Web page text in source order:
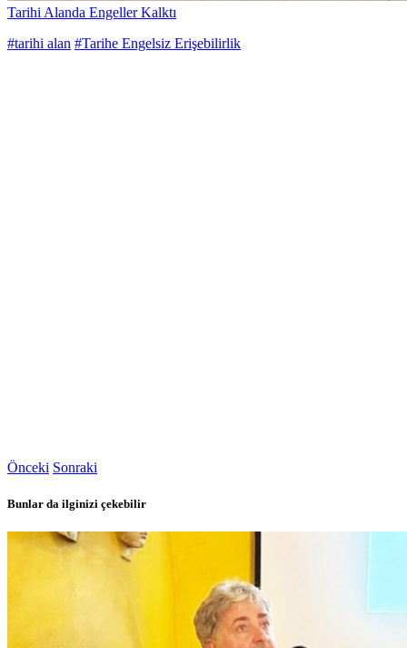
Tarihi Alanda Engeller Kalktı
#tarihi alan #Tarihe Engelsiz Erişebilirlik
Önceki Sonraki
Bunlar da ilginizi çekebilir